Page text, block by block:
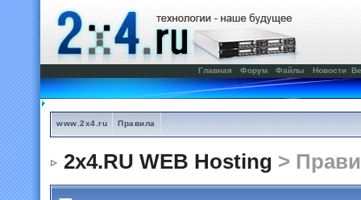
Главная Форум Файлы Новости
www.2x4.ru Правила
2x4.RU WEB Hosting >